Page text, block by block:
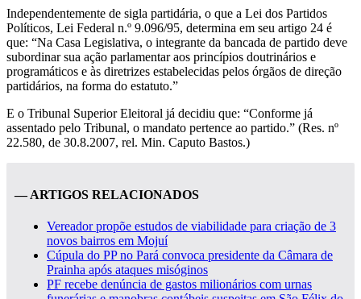
Independentemente de sigla partidária, o que a Lei dos Partidos
Políticos, Lei Federal n.º 9.096/95, determina em seu artigo 24 é
que: “Na Casa Legislativa, o integrante da bancada de partido deve
subordinar sua ação parlamentar aos princípios doutrinários e
programáticos e às diretrizes estabelecidas pelos órgãos de direção
partidários, na forma do estatuto.”
E o Tribunal Superior Eleitoral já decidiu que: “Conforme já
assentado pelo Tribunal, o mandato pertence ao partido.” (Res. nº
22.580, de 30.8.2007, rel. Min. Caputo Bastos.)
— ARTIGOS RELACIONADOS
Vereador propõe estudos de viabilidade para criação de 3
novos bairros em Mojuí
Cúpula do PP no Pará convoca presidente da Câmara de
Prainha após ataques misóginos
PF recebe denúncia de gastos milionários com urnas